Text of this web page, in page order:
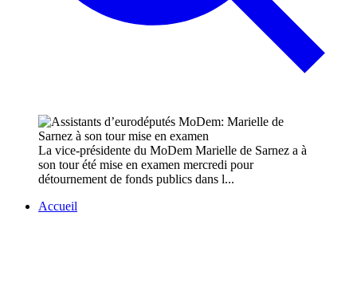
La vice-présidente du MoDem Marielle de Sarnez a à
son tour été mise en examen mercredi pour
détournement de fonds publics dans l...
Accueil